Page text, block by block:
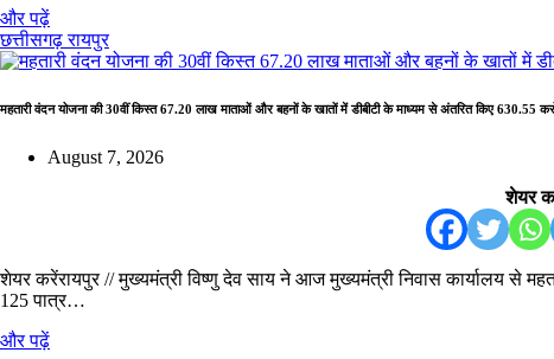
और पढ़ें
छत्तीसगढ़रायपुर
महतारी वंदन योजना की 30वीं किस्त 67.20 लाख माताओं और बहनों के खातों में डीबीटी के माध्यम से अंतरित किए 630.55
August 7, 2026
शेयर
शेयर करेंरायपुर // मुख्यमंत्री विष्णु देव साय ने आज मुख्यमंत्री निवास कार्यालय से
125 पात्र…
और पढ़ें